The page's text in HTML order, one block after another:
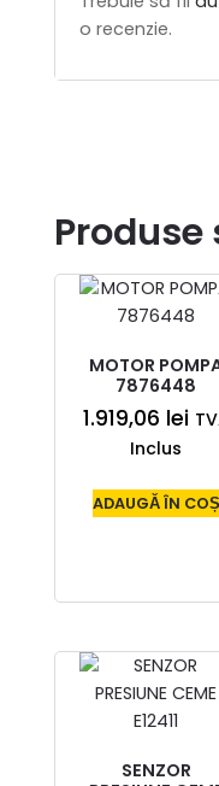
o recenzie.
MOTOR
7876448
1.919,06 lei
Inclus
ADAUGĂ ÎN COȘ
SENZOR